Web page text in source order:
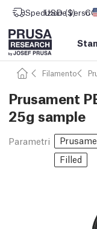
Spedizione verso
USD ($)
Filamento
Prusament
25g sample
Parametri
Filled